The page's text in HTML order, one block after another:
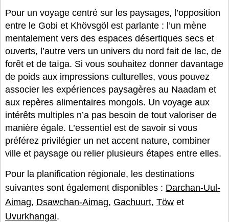
Pour un voyage centré sur les paysages, l’opposition
entre le Gobi et Khövsgöl est parlante : l’un mène
mentalement vers des espaces désertiques secs et
ouverts, l’autre vers un univers du nord fait de lac, de
forêt et de taïga. Si vous souhaitez donner davantage
de poids aux impressions culturelles, vous pouvez
associer les expériences paysagères au Naadam et
aux repères alimentaires mongols. Un voyage aux
intérêts multiples n’a pas besoin de tout valoriser de
manière égale. L’essentiel est de savoir si vous
préférez privilégier un net accent nature, combiner
ville et paysage ou relier plusieurs étapes entre elles.
Pour la planification régionale, les destinations
suivantes sont également disponibles : Darchan-Uul-
Aimag, Dsawchan-Aimag, Gachuurt, Töw et
Uvurkhangai.